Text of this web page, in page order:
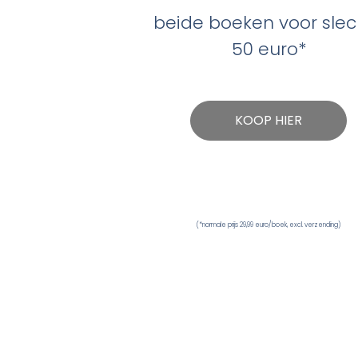
beide boeken voor
50 euro*
KOOP HIER
(*normale prijs 29,99 euro/boek, excl. verzending)